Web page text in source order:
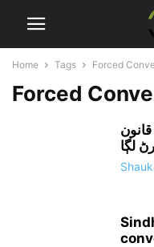
Home Tags Forced
Forced
لڳا